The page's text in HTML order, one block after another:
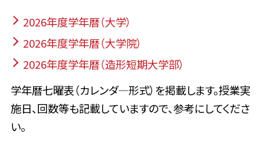
2026年度学年暦（大学）
2026年度学年暦（大学院）
2026年度学年暦（造形短期大学部）
学年暦七曜表（カレンダ―形式）を掲載します。授業実
施日、回数等も記載していますので、参考にしてくださ
い。